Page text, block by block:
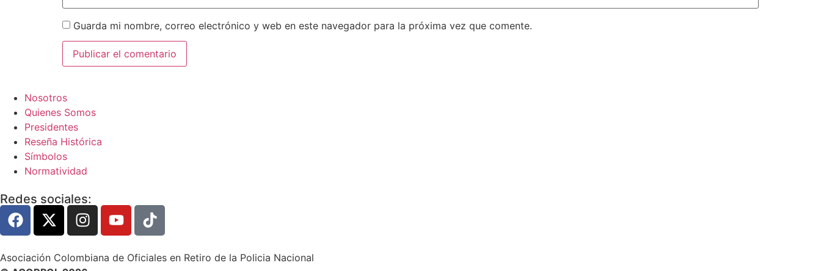
Guarda mi nombre, correo electrónico y web en este navegador para la próxima vez que comente.
Nosotros
Quienes Somos
Presidentes
Reseña Histórica
Símbolos
Normatividad
Redes sociales:
Asociación Colombiana de Oficiales en Retiro de la Policia Nacional